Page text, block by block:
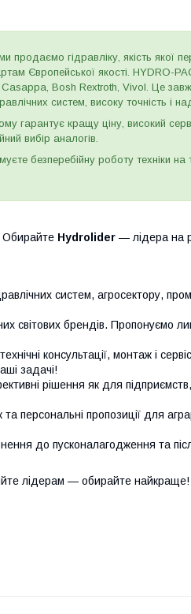
продаємо гідравліку, якість якої
Європейської якості. HYDRO-
Bosh Rextroth, Vivol. Це
систем, високу точність і
гарантує кращу ціну, високий
вибір аналогів.
безперебійну роботу техніки на
Обирайте Hydrolider — лідера на
систем, агросектору,
світових брендів. Пропонуємо
консультації, монтаж і
задачі!
рішення як для
персональні пропозиції для
до пусконалагодження та
лідерам — обирайте найкраще!